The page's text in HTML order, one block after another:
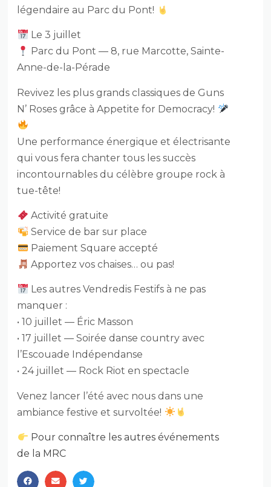
légendaire au Parc du Pont!
Le 3 juillet
Parc du Pont — 8, rue Marcotte, Sainte-
Anne-de-la-Pérade
Revivez les plus grands classiques de Guns
N’ Roses grâce à Appetite for Democracy!
Une performance énergique et électrisante
qui vous fera chanter tous les succès
incontournables du célèbre groupe rock à
tue-tête!
Activité gratuite
Service de bar sur place
Paiement Square accepté
Apportez vos chaises… ou pas!
Les autres Vendredis Festifs à ne pas
manquer :
• 10 juillet — Éric Masson
• 17 juillet — Soirée danse country avec
l’Escouade Indépendanse
• 24 juillet — Rock Riot en spectacle
Venez lancer l’été avec nous dans une
ambiance festive et survoltée!
Pour connaître les autres événements
de la MRC